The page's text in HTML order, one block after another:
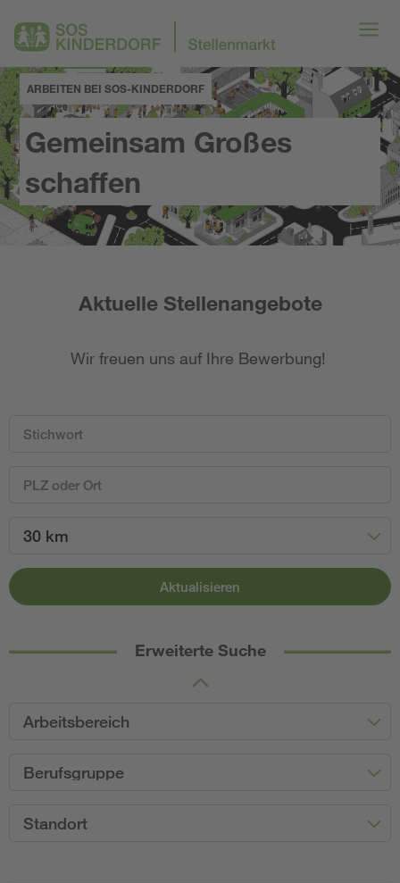
ARBEITEN BEI SOS-KINDERDORF
Gemeinsam Großes
schaffen
Aktuelle Stellenangebote
Wir freuen uns auf Ihre Bewerbung!
30 km
Aktualisieren
Erweiterte Suche
Arbeitsbereich
Berufsgruppe
Standort